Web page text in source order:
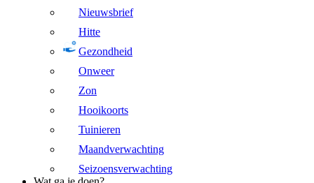
Nieuwsbrief
Hitte
Gezondheid
Onweer
Zon
Hooikoorts
Tuinieren
Maandverwachting
Seizoensverwachting